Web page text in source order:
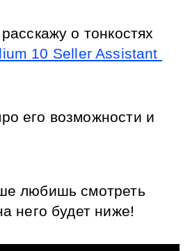
о тонкостях
10 Seller Assistant
его возможности и
любишь смотреть
него будет ниже!